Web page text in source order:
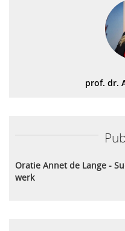
prof. dr.
Oratie Annet de Lange -
werk